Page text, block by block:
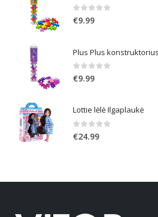
0out of 5
€9.99
0out of 5
€9.99
Lottie lėlė Ilgaplaukė
0out of 5
€24.99